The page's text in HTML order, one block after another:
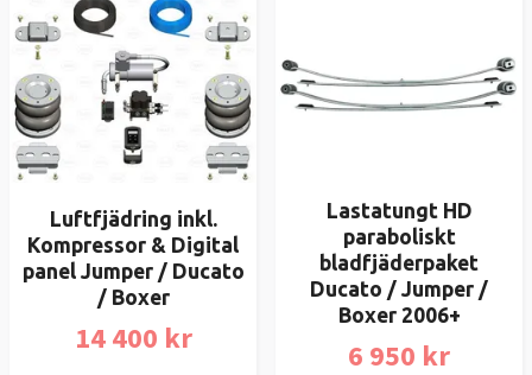
Luftfjädring inkl.
Kompressor & Digital
panel Jumper / Ducato
/ Boxer
14 400 kr
Lastatungt HD
paraboliskt
bladfjäderpaket
Ducato / Jumper /
Boxer 2006+
6 950 kr